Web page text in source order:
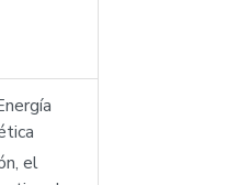
el